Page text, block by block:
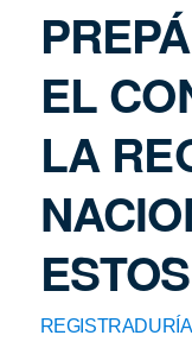
EL
LA